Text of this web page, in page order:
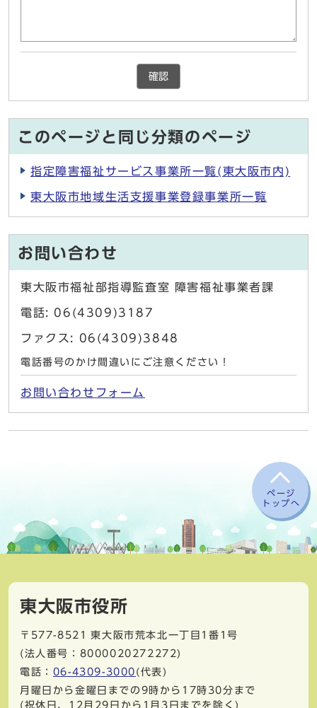
確認
このページと同じ分類のページ
指定障害福祉サービス事業所一覧(東大阪市内)
東大阪市地域生活支援事業登録事業所一覧
お問い合わせ
東大阪市福祉部指導監査室 障害福祉事業者課
電話: 06(4309)3187
ファクス: 06(4309)3848
電話番号のかけ間違いにご注意ください！
お問い合わせフォーム
ページ
トップへ
東大阪市役所
〒577-8521
東大阪市荒本北一丁目1番1号
(法人番号：8000020272272)
電話： 06-4309-3000 (代表)
月曜日から金曜日までの9時から17時30分まで
(祝休日、12月29日から1月3日までを除く)